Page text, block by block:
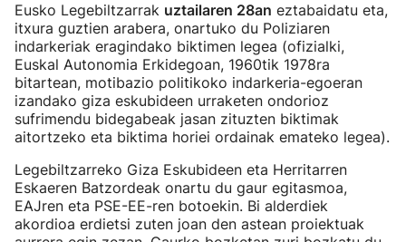
Eusko Legebiltzarrak uztailaren 28an eztabaidatu eta,
itxura guztien arabera, onartuko du Poliziaren
indarkeriak eragindako biktimen legea (ofizialki,
Euskal Autonomia Erkidegoan, 1960tik 1978ra
bitartean, motibazio politikoko indarkeria-egoeran
izandako giza eskubideen urraketen ondorioz
sufrimendu bidegabeak jasan zituzten biktimak
aitortzeko eta biktima horiei ordainak emateko legea).
Legebiltzarreko Giza Eskubideen eta Herritarren
Eskaeren Batzordeak onartu du gaur egitasmoa,
EAJren eta PSE-EE-ren botoekin. Bi alderdiek
akordioa erdietsi zuten joan den astean proiektuak